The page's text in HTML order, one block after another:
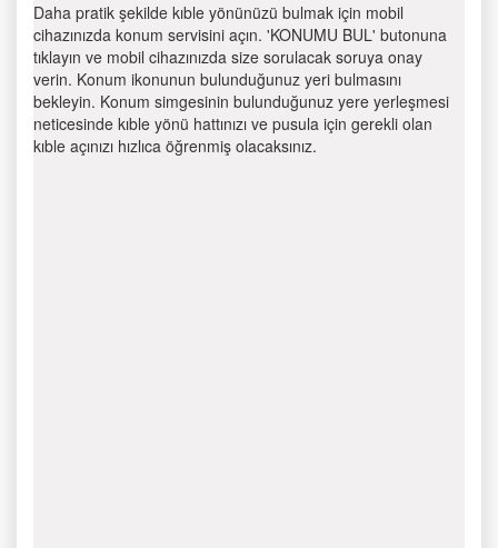
Daha pratik şekilde kıble yönünüzü bulmak için mobil
cihazınızda konum servisini açın. 'KONUMU BUL' butonuna
tıklayın ve mobil cihazınızda size sorulacak soruya onay
verin. Konum ikonunun bulunduğunuz yeri bulmasını
bekleyin. Konum simgesinin bulunduğunuz yere yerleşmesi
neticesinde kıble yönü hattınızı ve pusula için gerekli olan
kıble açınızı hızlıca öğrenmiş olacaksınız.